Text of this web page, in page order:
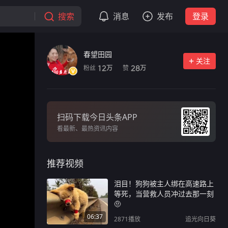
搜索 消息 发布 登录
春望田园
粉丝 12万 赞 28万
关注
扫码下载今日头条APP
看最新、最热资讯内容
推荐视频
06:37
泪目！狗狗被主人绑在高速路上
等死，当营救人员冲过去那一刻
🤨
2871播放 追光向日葵